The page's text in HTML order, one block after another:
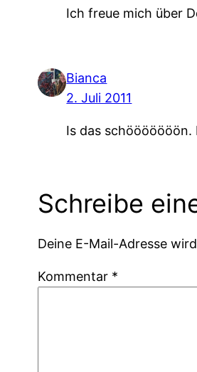
Ich freue mich über
Bianca
2. Juli 2011
Is das schööööööön.
Schreibe
Deine E-Mail-Adresse
Kommentar *